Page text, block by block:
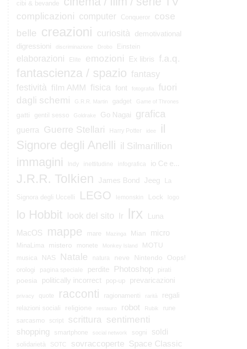
cibi & bevande
complicazioni computer Conqueror
cose
belle creazioni curiosità
demotivational
digressioni
discriminazione Drobo Einstein
elaborazioni Elite emozioni Ex libris f.a.q.
fantascienza / spazio fantasy
festività film AMM fisica font fotografia
fuori
dagli schemi
G.R.R. Martin gadget Game of Thrones
gatti gentil sesso Goldrake Go Nagai grafica
guerra Guerre Stellari Harry Potter idee
il
Signore degli Anelli
il Silmarillion
immagini Indy inettitudine infografica io Ce e...
J.R.R. Tolkien James Bond Jeeg La
Signora degli Uccelli LEGO lemonskin Lock logo
lo Hobbit look del sito lr lrx Luna
MacOS mappe mare Mazinga Mian micro
MinaLima mistero monete Monkey Island MOTU
musica NAS Natale natura neve Nintendo Oops!
orologi pagina speciale perdite Photoshop pirati
poesia politically incorrect pop-up prevaricazioni
privacy quote racconti ragionamenti rarità regali
relazioni sociali religione restauro robot Rubik
rune
sarcasmo
script scrittura sentimenti
shopping smartphone social network sogni soldi
solidarietà SOTC sovraccoperte Space Classic